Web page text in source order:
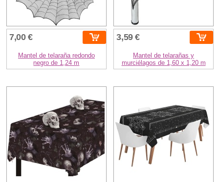
7,00 €
Mantel de telaraña redondo
negro de 1,24 m
3,59 €
Mantel de telarañas y
murciélagos de 1,60 x 1,20 m